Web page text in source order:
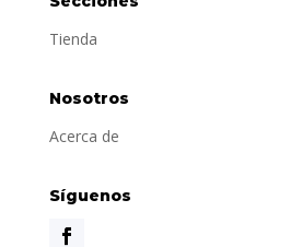
Tienda
Nosotros
Acerca de
Síguenos